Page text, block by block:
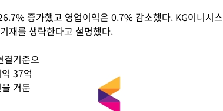
증가했고 영업이익은 0.7% 감소했다. KG이니시스
재를 생략한다고 설명했다.
결기준으
37억
거둔